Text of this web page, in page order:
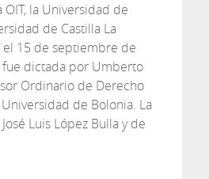
la Universidad de
de Castilla La
el 15 de septiembre de
fue dictada por Umberto
Ordinario de Derecho
de Bolonia. La
Luis López Bulla y de